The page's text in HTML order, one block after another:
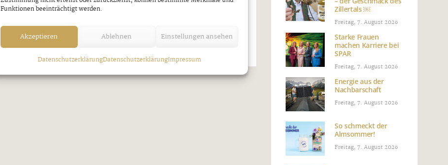
Funktionen beeinträchtigt werden.
Akzeptieren Ablehnen Einstellungen ansehen
DatenschutzerklärungDatenschutzerklärungImpressum
Zillertals ￼
Freitag, 7. August 2026
Starke Frauen
machen Karriere bei
SPAR
Freitag, 7. August 2026
Energie aus der
Nachbarschaft
Freitag, 7. August 2026
So schmeckt der
Almsommer!
Freitag, 7. August 2026